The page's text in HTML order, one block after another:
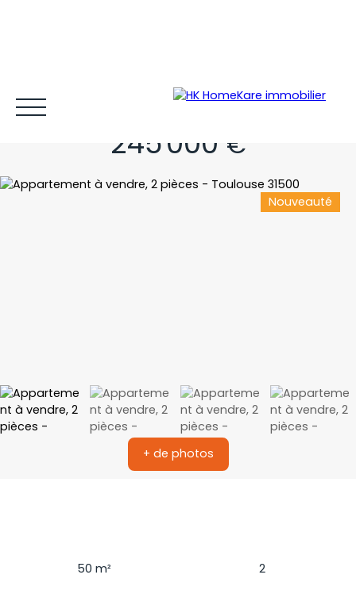
Votre bulle de verdure !
245 000 €
Nouveauté
+ de photos
50 m²
2